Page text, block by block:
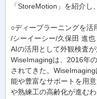
「StoreMotion」を紹介し
○ディープラーニングを活
/シーイーシー/久保田 進也
AIの活用として外観検査
WiseImagingは、2016年
されてきた。
能や豊富なサポートを用
や熟練工の高齢化が進む